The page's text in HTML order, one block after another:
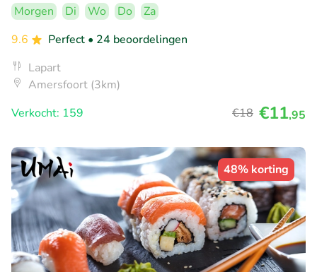
Morgen Di Wo Do
Za
9.6
Perfect • 24 beoordelingen
Lapart
Amersfoort (3km)
Verkocht: 159
€18 €11,95
48% korting